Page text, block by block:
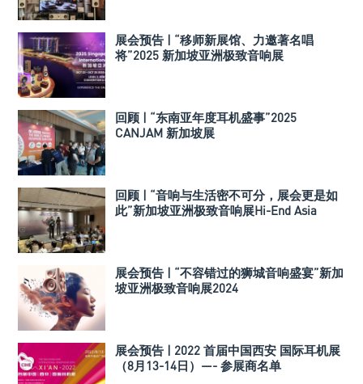
展会预告 | “移师新展馆、力邀著名唱
将”2025 新加坡亚洲极致音响展
回顾 | “东南亚年度耳机盛事”2025
CANJAM 新加坡展
回顾 | “音响与生活密不可分，展会更是如
此”新加坡亚洲极致音响展Hi-End Asia
展会预告 | “不容错过的狮城音响盛宴”新加
坡亚洲极致音响展2024
展会预告 | 2022 首届中国西安 国际耳机展
（8月13-14日）—- 参展商名单